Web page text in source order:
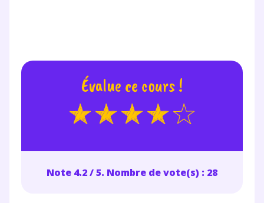
Évalue ce cours !
Note 4.2 / 5. Nombre de vote(s) : 28